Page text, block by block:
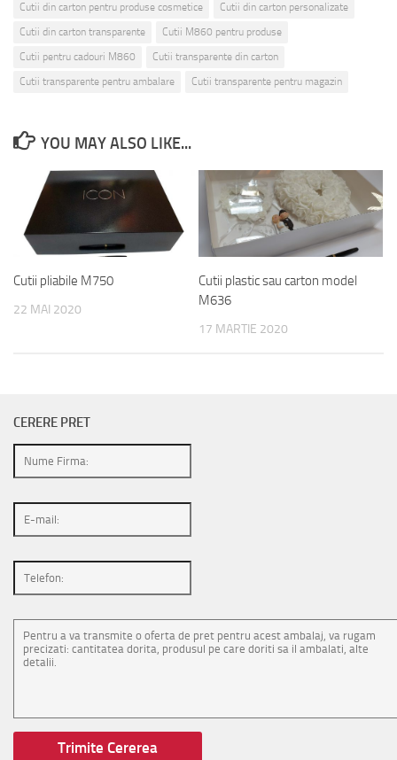
Cutii din carton pentru produse cosmetice
Cutii din carton personalizate
Cutii din carton transparente
Cutii M860 pentru produse
Cutii pentru cadouri M860
Cutii transparente din carton
Cutii transparente pentru ambalare
Cutii transparente pentru magazin
YOU MAY ALSO LIKE...
Cutii pliabile M750
22 MAI 2020
Cutii plastic sau carton model
M636
17 MARTIE 2020
CERERE PRET